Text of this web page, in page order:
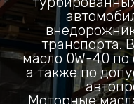
транспорта.
масло 0W-40 по
а также по
Моторные